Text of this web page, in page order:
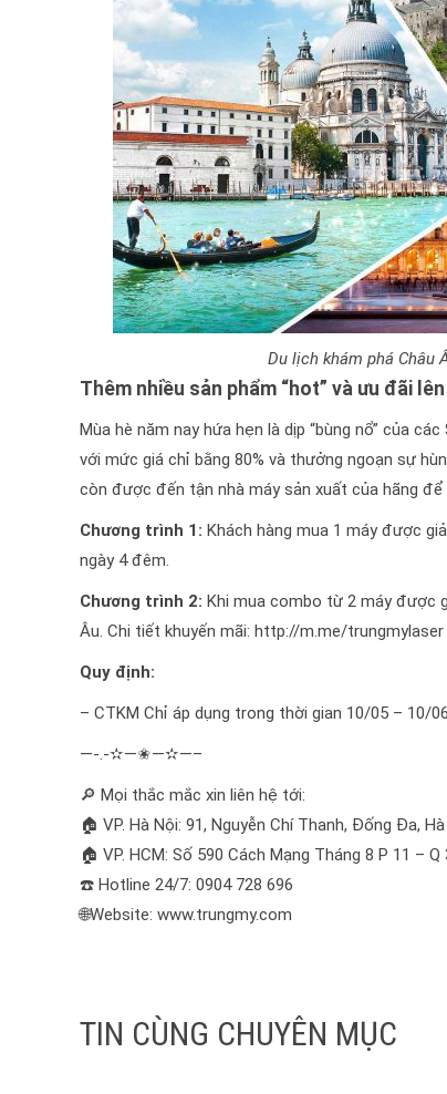
Du lịch khám phá Châu
Thêm nhiều sản phẩm “hot” và ưu đãi
Mùa hè năm nay hứa hẹn là dịp “bùng nổ” của
với mức giá chỉ bằng 80% và thưởng ngoạn sự
còn được đến tận nhà máy sản xuất của hãng
Chương trình 1: Khách hàng mua 1 máy được
ngày 4 đêm.
Chương trình 2: Khi mua combo từ 2 máy được
Âu. Chi tiết khuyến mãi: http://m.me/trungmylaser
Quy định:
– CTKM Chỉ áp dụng trong thời gian 10/05 – 10/
—-.-✫—✬—✫—–
🔎 Mọi thắc mắc xin liên hệ tới:
🏠 VP. Hà Nội: 91, Nguyễn Chí Thanh, Đống Đa, Hà
🏠 VP. HCM: Số 590 Cách Mạng Tháng 8 P 11 – Q
☎️ Hotline 24/7: 0904 728 696
🌐Website: www.trungmy.com
TIN CÙNG CHUYÊN MỤC